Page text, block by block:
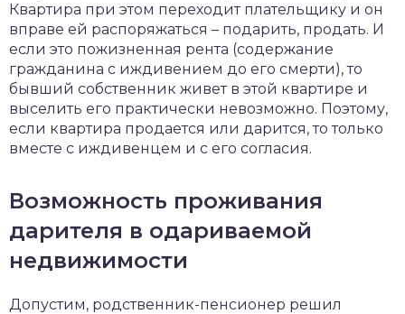
Квартира при этом переходит плательщику и он
вправе ей распоряжаться – подарить, продать. И
если это пожизненная рента (содержание
гражданина с иждивением до его смерти), то
бывший собственник живет в этой квартире и
выселить его практически невозможно. Поэтому,
если квартира продается или дарится, то только
вместе с иждивенцем и с его согласия.
Возможность проживания
дарителя в одариваемой
недвижимости
Допустим, родственник-пенсионер решил